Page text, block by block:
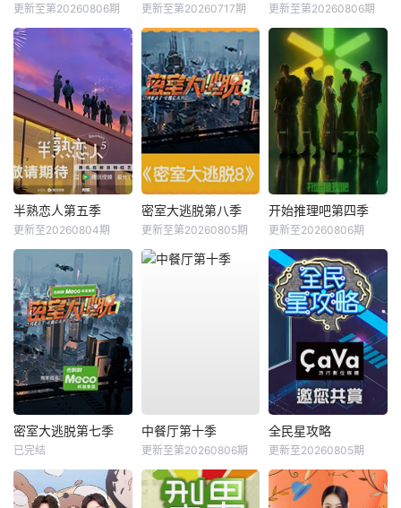
更新至第20260806期 更新至第20260717期 更新至第20260806期
半熟恋人第五季
更新至20260804期
密室大逃脱第八季
更新至第20260805期
开始推理吧第四季
更新至20260806期
密室大逃脱第七季
已完结
中餐厅第十季
更新至第20260806期
全民星攻略
更新至20260805期